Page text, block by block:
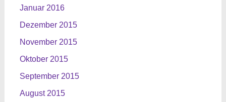
Januar 2016
Dezember 2015
November 2015
Oktober 2015
September 2015
August 2015